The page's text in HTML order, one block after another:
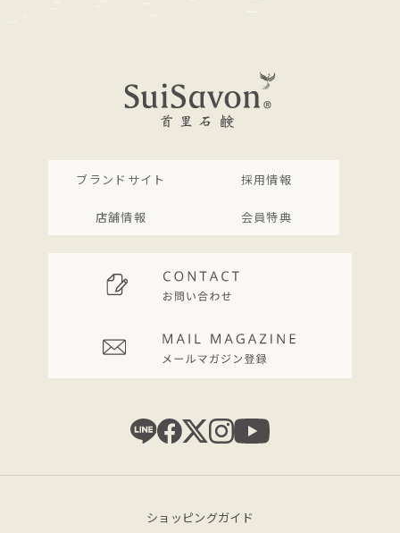
ブランドサイト 採用情報
店舗情報 会員特典
ショッピングガイド